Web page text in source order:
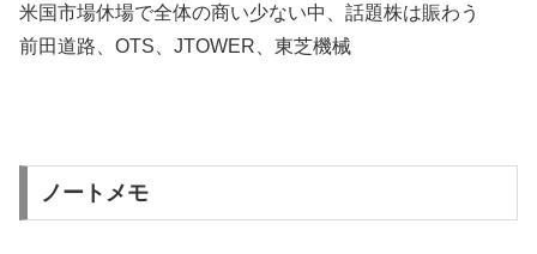
米国市場休場で全体の商い少ない中、話題株は賑わう
前田道路、OTS、JTOWER、東芝機械
ノートメモ